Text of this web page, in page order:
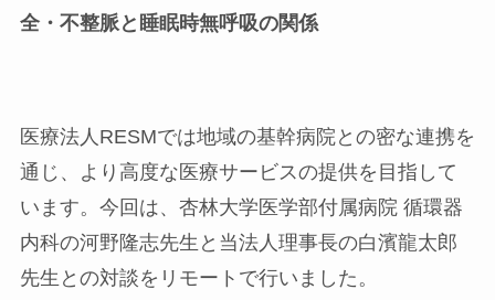
全・不整脈と睡眠時無呼吸の関係
医療法人RESMでは地域の基幹病院との密な連携を
通じ、より高度な医療サービスの提供を目指して
います。今回は、杏林大学医学部付属病院 循環器
内科の河野隆志先生と当法人理事長の白濱龍太郎
先生との対談をリモートで行いました。